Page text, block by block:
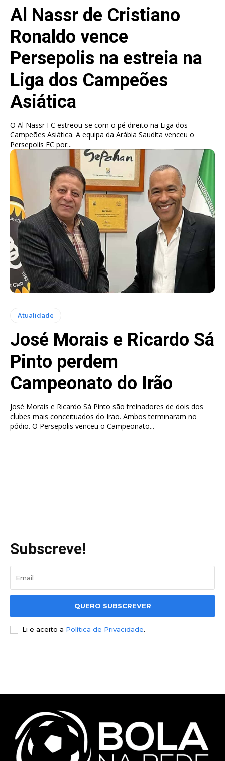
Al Nassr de Cristiano
Ronaldo vence
Persepolis na estreia na
Liga dos Campeões
Asiática
O Al Nassr FC estreou-se com o pé direito na Liga dos
Campeões Asiática. A equipa da Arábia Saudita venceu o
Persepolis FC por...
Atualidade
José Morais e Ricardo Sá
Pinto perdem
Campeonato do Irão
José Morais e Ricardo Sá Pinto são treinadores de dois dos
clubes mais conceituados do Irão. Ambos terminaram no
pódio. O Persepolis venceu o Campeonato...
Subscreve!
QUERO SUBSCREVER
Li e aceito a Política de Privacidade.